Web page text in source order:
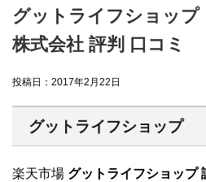
グットライフショップ
株式会社 評判 口コミ
投稿日： 2017年2月22日
グットライフショップ
楽天市場 グットライフショップ